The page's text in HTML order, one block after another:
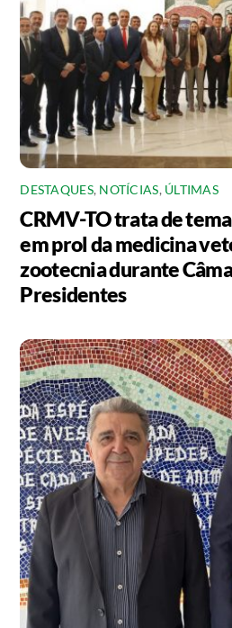
DESTAQUES, NOTÍCIAS, ÚLTIMAS
CRMV-TO trata de
em prol da medicina
zootecnia durante
Presidentes